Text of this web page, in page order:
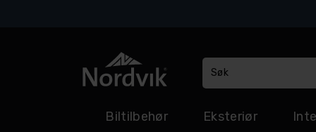
Biltilbehør Eksteriør